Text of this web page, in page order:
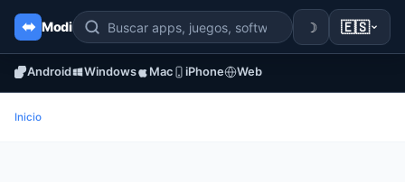
Modi ☽ 🇪🇸
Android Windows Mac iPhone Web
Inicio